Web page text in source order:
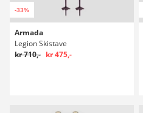
-33%
Armada
Legion Skistave
kr 710,- kr 475,-